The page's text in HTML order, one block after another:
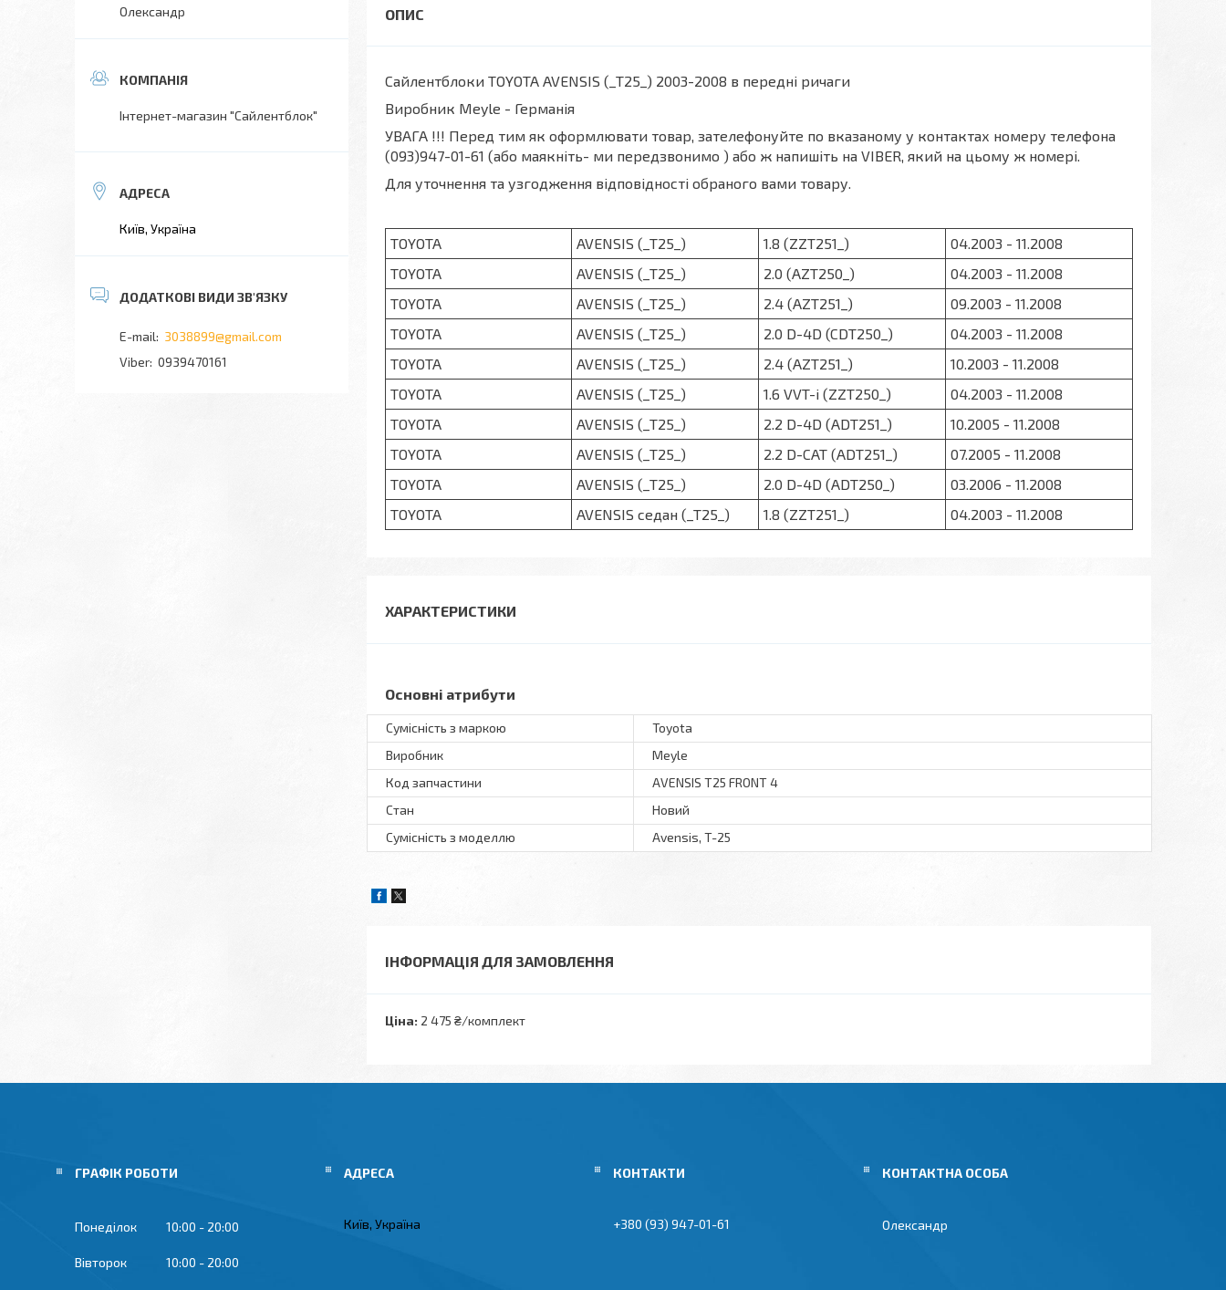
Сайлентблоки TOYOTA AVENSIS (_T25_) 2003-2008 в передні ричаги
Виробник Meyle - Германія
УВАГА !!! Перед тим як оформлювати товар, зателефонуйте по вказаному у контактах номеру телефона
(093)947-01-61 (або маякніть- ми передзвонимо ) або ж напишіть на VIBER, який на цьому ж номері.
Для уточнення та узгодження відповідності обраного вами товару.
TOYOTA AVENSIS (_T25_) 1.8 (ZZT251_)
04.2003 - 11.2008
TOYOTA
AVENSIS (_T25_) 2.0 (AZT250_)
04.2003 - 11.2008
TOYOTA
AVENSIS (_T25_) 2.4 (AZT251_)
09.2003 - 11.2008
TOYOTA
AVENSIS (_T25_) 2.0 D-4D (CDT250_)
04.2003 - 11.2008
TOYOTA
AVENSIS (_T25_) 2.4 (AZT251_)
10.2003 - 11.2008
TOYOTA
AVENSIS (_T25_) 1.6 VVT-i (ZZT250_)
04.2003 - 11.2008
TOYOTA
AVENSIS (_T25_) 2.2 D-4D (ADT251_)
10.2005 - 11.2008
TOYOTA
AVENSIS (_T25_) 2.2 D-CAT (ADT251_)
07.2005 - 11.2008
TOYOTA
AVENSIS (_T25_) 2.0 D-4D (ADT250_)
03.2006 - 11.2008
TOYOTA
AVENSIS седан (_T25_) 1.8 (ZZT251_) 04.2003 - 11.2008
ХАРАКТЕРИСТИКИ
Основні атрибути
Сумісність з маркою
Toyota
Виробник
Meyle
Код запчастини
AVENSIS T25 FRONT 4
Стан
Новий
Сумісність з моделлю
Avensis, T-25
ІНФОРМАЦІЯ ДЛЯ ЗАМОВЛЕННЯ
Ціна: 2 475 ₴/комплект
Олександр
Інтернет-магазин "Сайлентблок"
Київ, Україна
3038899@gmail.com
0939470161
ГРАФІК РОБОТИ
Понеділок 10:00 20:00
Вівторок 10:00 20:00
Київ, Україна +380 (93) 947-01-61 Олександр